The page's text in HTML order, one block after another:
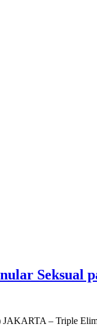
Seksual
– Triple